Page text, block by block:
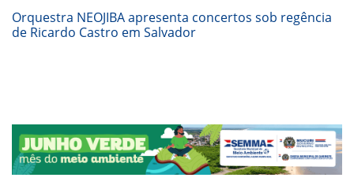
Orquestra NEOJIBA apresenta concertos sob regência
de Ricardo Castro em Salvador